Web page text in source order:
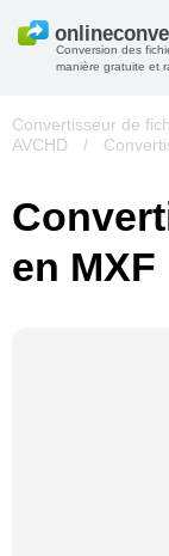
Conversion des
manière gratuite et
Convertisseur de
AVCHD
/
en MXF